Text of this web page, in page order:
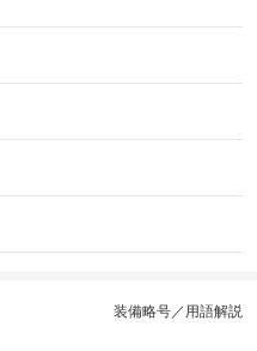
装備略号／用語解説